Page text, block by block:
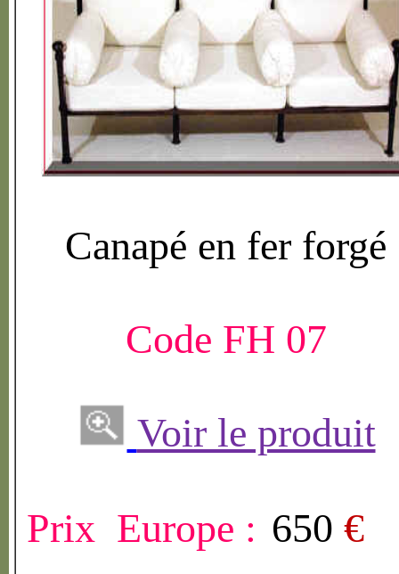
Canapé en fer forgé
Code FH 07
Voir le produit
Prix Europe : 650 €